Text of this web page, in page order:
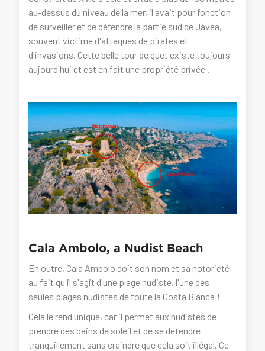
au-dessus du niveau de la mer, il avait pour fonction
de surveiller et de défendre la partie sud de Jávea,
souvent victime d'attaques de pirates et
d'invasions. Cette belle tour de guet existe toujours
aujourd'hui et est en fait une propriété privée .
Cala Ambolo, a Nudist Beach
En outre, Cala Ambolo doit son nom et sa notoriété
au fait qu'il s'agit d'une plage nudiste, l'une des
seules plages nudistes de toute la Costa Blanca !
Cela le rend unique, car il permet aux nudistes de
prendre des bains de soleil et de se détendre
tranquillement sans craindre que cela soit illégal. Ce